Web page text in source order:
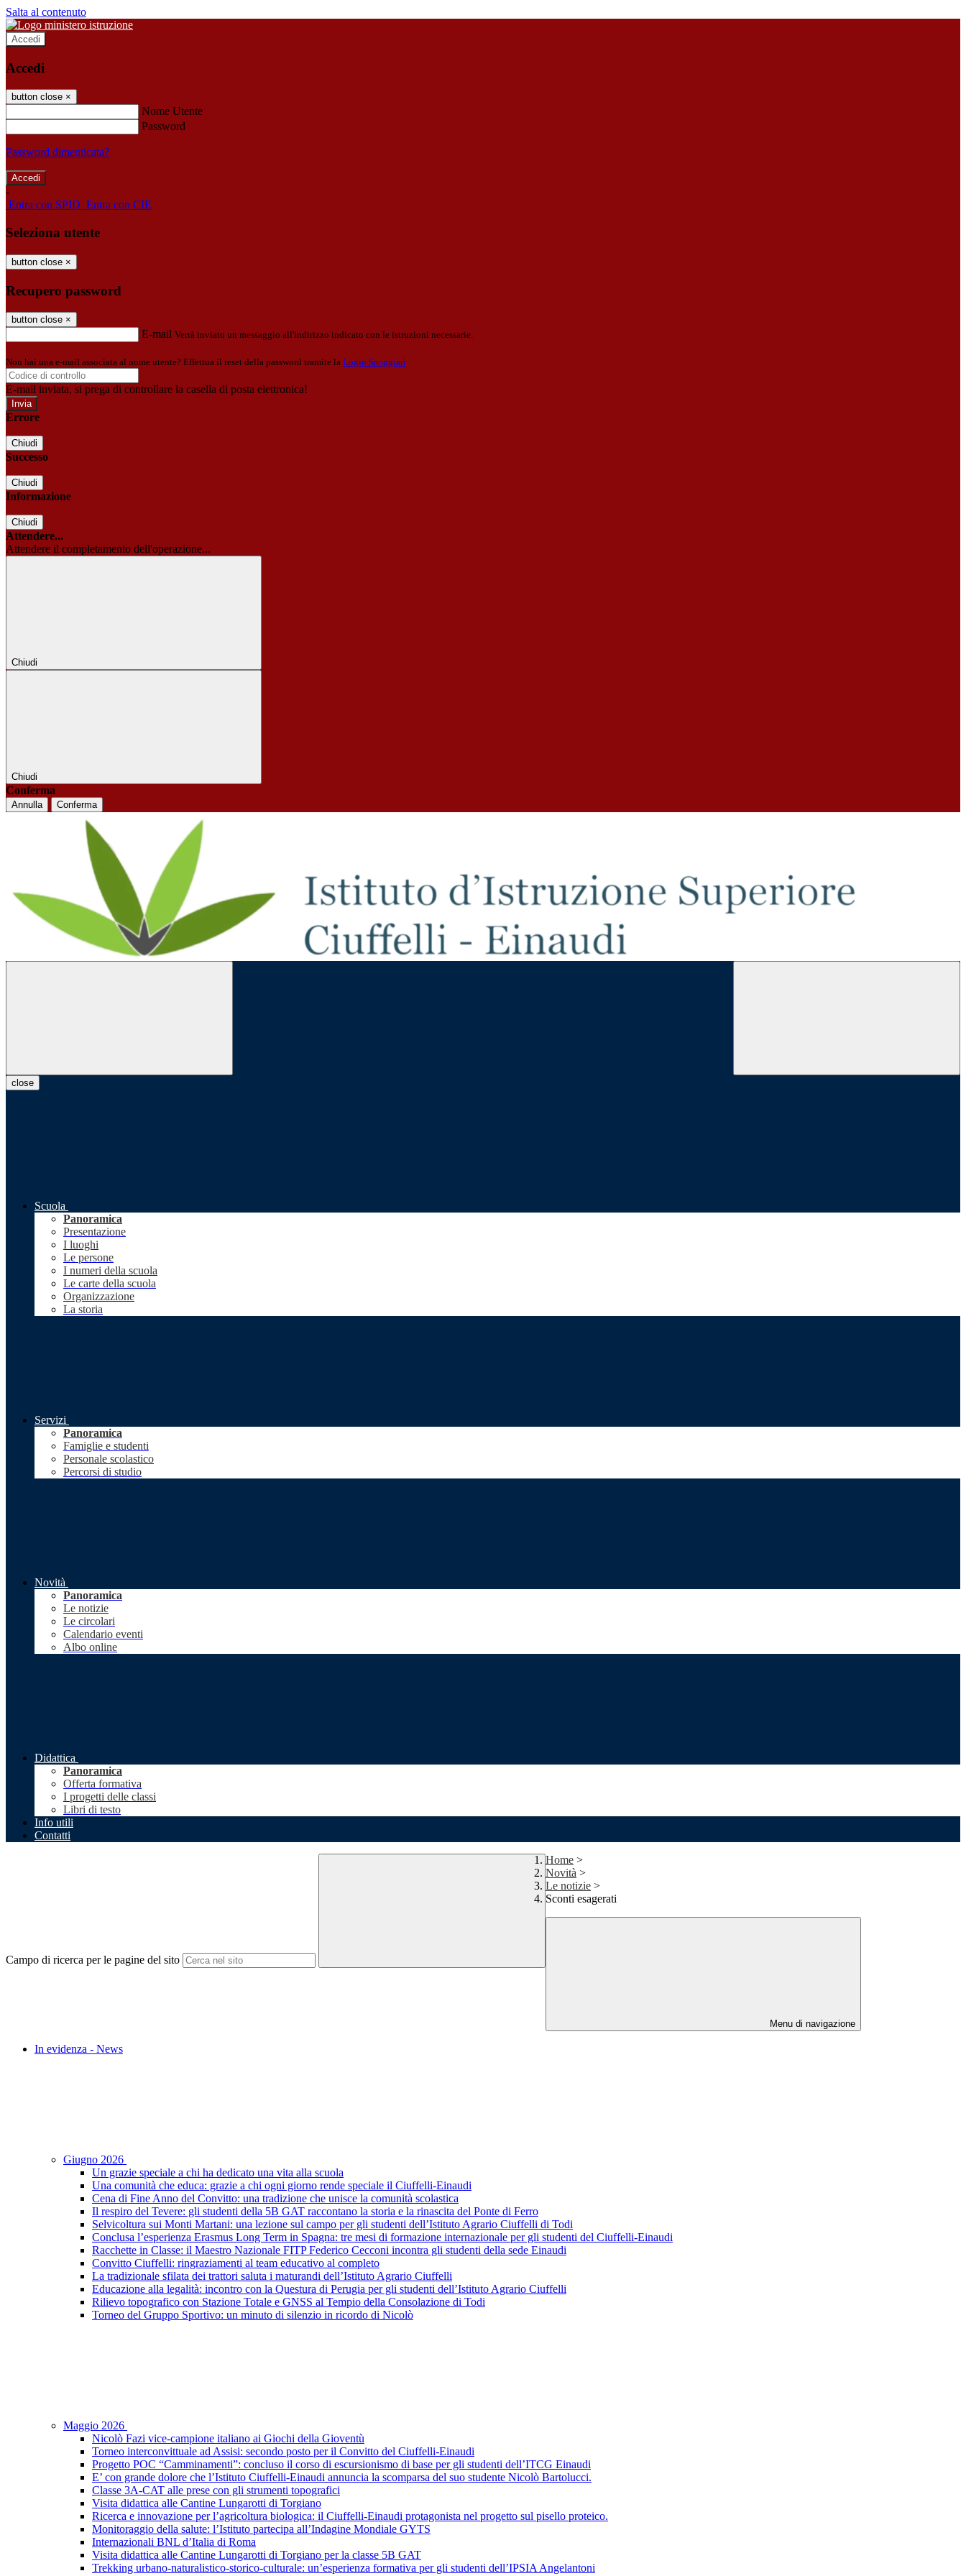
Salta al contenuto
Accedi
Accedi
button close ×
Nome Utente
Password
Password dimenticata?
-
Entra con SPID Entra con CIE
Seleziona utente
button close ×
Recupero password
button close ×
E-mail Verrà inviato un messaggio all'indirizzo indicato con le istruzioni necessarie.
Non hai una e-mail associata al nome utente? Effettua il reset della password tramite la Login Spaggiari
E-mail inviata, si prega di controllare la casella di posta elettronica!
Errore
Chiudi
Successo
Chiudi
Informazione
Chiudi
Attendere...
Attendere il completamento dell'operazione...
Chiudi
Chiudi
Conferma
Annulla Conferma
close
Scuola
Panoramica
Presentazione
I luoghi
Le persone
I numeri della scuola
Le carte della scuola
Organizzazione
La storia
Servizi
Panoramica
Famiglie e studenti
Personale scolastico
Percorsi di studio
Novità
Panoramica
Le notizie
Le circolari
Calendario eventi
Albo online
Didattica
Panoramica
Offerta formativa
I progetti delle classi
Libri di testo
Info utili
Contatti
Campo di ricerca per le pagine del sito
Home >
Novità >
Le notizie >
Sconti esagerati
Menu di navigazione
In evidenza - News
Giugno 2026
Un grazie speciale a chi ha dedicato una vita alla scuola
Una comunità che educa: grazie a chi ogni giorno rende speciale il Ciuffelli-Einaudi
Cena di Fine Anno del Convitto: una tradizione che unisce la comunità scolastica
Il respiro del Tevere: gli studenti della 5B GAT raccontano la storia e la rinascita del Ponte di Ferro
Selvicoltura sui Monti Martani: una lezione sul campo per gli studenti dell’Istituto Agrario Ciuffelli di Todi
Conclusa l’esperienza Erasmus Long Term in Spagna: tre mesi di formazione internazionale per gli studenti del Ciuffelli-Einaudi
Racchette in Classe: il Maestro Nazionale FITP Federico Cecconi incontra gli studenti della sede Einaudi
Convitto Ciuffelli: ringraziamenti al team educativo al completo
La tradizionale sfilata dei trattori saluta i maturandi dell’Istituto Agrario Ciuffelli
Educazione alla legalità: incontro con la Questura di Perugia per gli studenti dell’Istituto Agrario Ciuffelli
Rilievo topografico con Stazione Totale e GNSS al Tempio della Consolazione di Todi
Torneo del Gruppo Sportivo: un minuto di silenzio in ricordo di Nicolò
Maggio 2026
Nicolò Fazi vice-campione italiano ai Giochi della Gioventù
Torneo interconvittuale ad Assisi: secondo posto per il Convitto del Ciuffelli-Einaudi
Progetto POC “Camminamenti”: concluso il corso di escursionismo di base per gli studenti dell’ITCG Einaudi
E’ con grande dolore che l’Istituto Ciuffelli-Einaudi annuncia la scomparsa del suo studente Nicolò Bartolucci.
Classe 3A-CAT alle prese con gli strumenti topografici
Visita didattica alle Cantine Lungarotti di Torgiano
Ricerca e innovazione per l’agricoltura biologica: il Ciuffelli-Einaudi protagonista nel progetto sul pisello proteico.
Monitoraggio della salute: l’Istituto partecipa all’Indagine Mondiale GYTS
Internazionali BNL d’Italia di Roma
Visita didattica alle Cantine Lungarotti di Torgiano per la classe 5B GAT
Trekking urbano-naturalistico-storico-culturale: un’esperienza formativa per gli studenti dell’IPSIA Angelantoni